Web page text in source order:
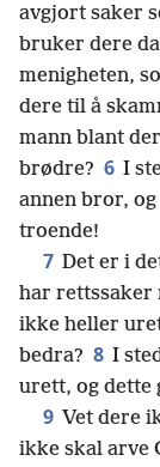
avgjort saker
bruker dere
menigheten,
dere til å
mann blant
brødre? 6 I
annen bror,
troende!
7 Det er i
har rettssaker
ikke heller
bedra? 8 I
urett, og dette
9 Vet dere
ikke skal arve